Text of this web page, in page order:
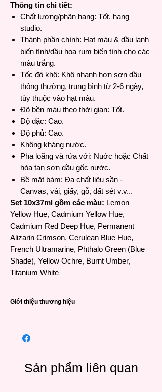
Thông tin chi tiết:
Chất lượng/phân hạng: Tốt, hạng
studio.
Thành phần chính: Hạt màu & dầu lanh
biến tính/dầu hoa rum biến tính cho các
màu trắng.
Tốc độ khô: Khô nhanh hơn sơn dầu
thông thường, trung bình từ 2-6 ngày,
tùy thuộc vào hạt màu.
Độ bền màu theo thời gian: Tốt.
Độ đặc: Cao.
Độ phủ: Cao.
Không kháng nước.
Pha loãng và rửa với: Nuớc hoặc Chất
hòa tan sơn dầu gốc nước.
Bề mặt bám: Đa chất liệu sần -
Canvas, vải, giấy, gỗ, đất sét v.v...
Set 10x37ml gồm các màu: Lemon
Yellow Hue, Cadmium Yellow Hue,
Cadmium Red Deep Hue, Permanent
Alizarin Crimson, Cerulean Blue Hue,
French Ultramarine, Phthalo Green (Blue
Shade), Yellow Ochre, Burnt Umber,
Titanium White
Giới thiệu thương hiệu
hàng đầu đến từ Anh Quốc và có lịch sử rất
1832 khi William Winsor kết hợp giữa công
nghệ khoa học và sáng tạo nghệ thuật vào
Sản phẩm liên quan